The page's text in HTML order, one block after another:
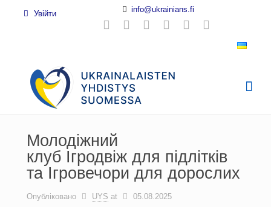
Увійти info@ukrainians.fi
Молодіжний
клуб Ігродвіж для підлітків
та Ігровечори для дорослих
Опубліковано UYS at 05.08.2025